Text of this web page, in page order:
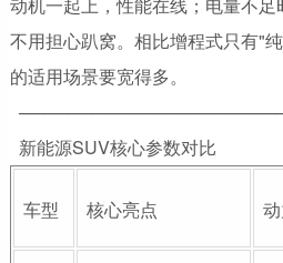
动机一起上，性能在线；电量不
不用担心趴窝。相比增程式只有"
的适用场景要宽得多。
新能源SUV核心参数对比
车型 核心亮点